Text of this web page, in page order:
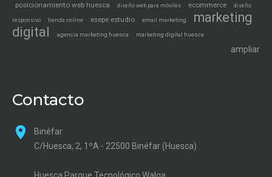
posicionamiento web huesca
diseño web para móviles ecommerce diseño
responsivo tienda online esepe estudio email marketing
marketing
digital
agencia marketing huesca marketing digital huesca
ampliar
Contacto
Binéfar
C/Huesca, 2, 1ºA - 22500 Binéfar (Huesca)